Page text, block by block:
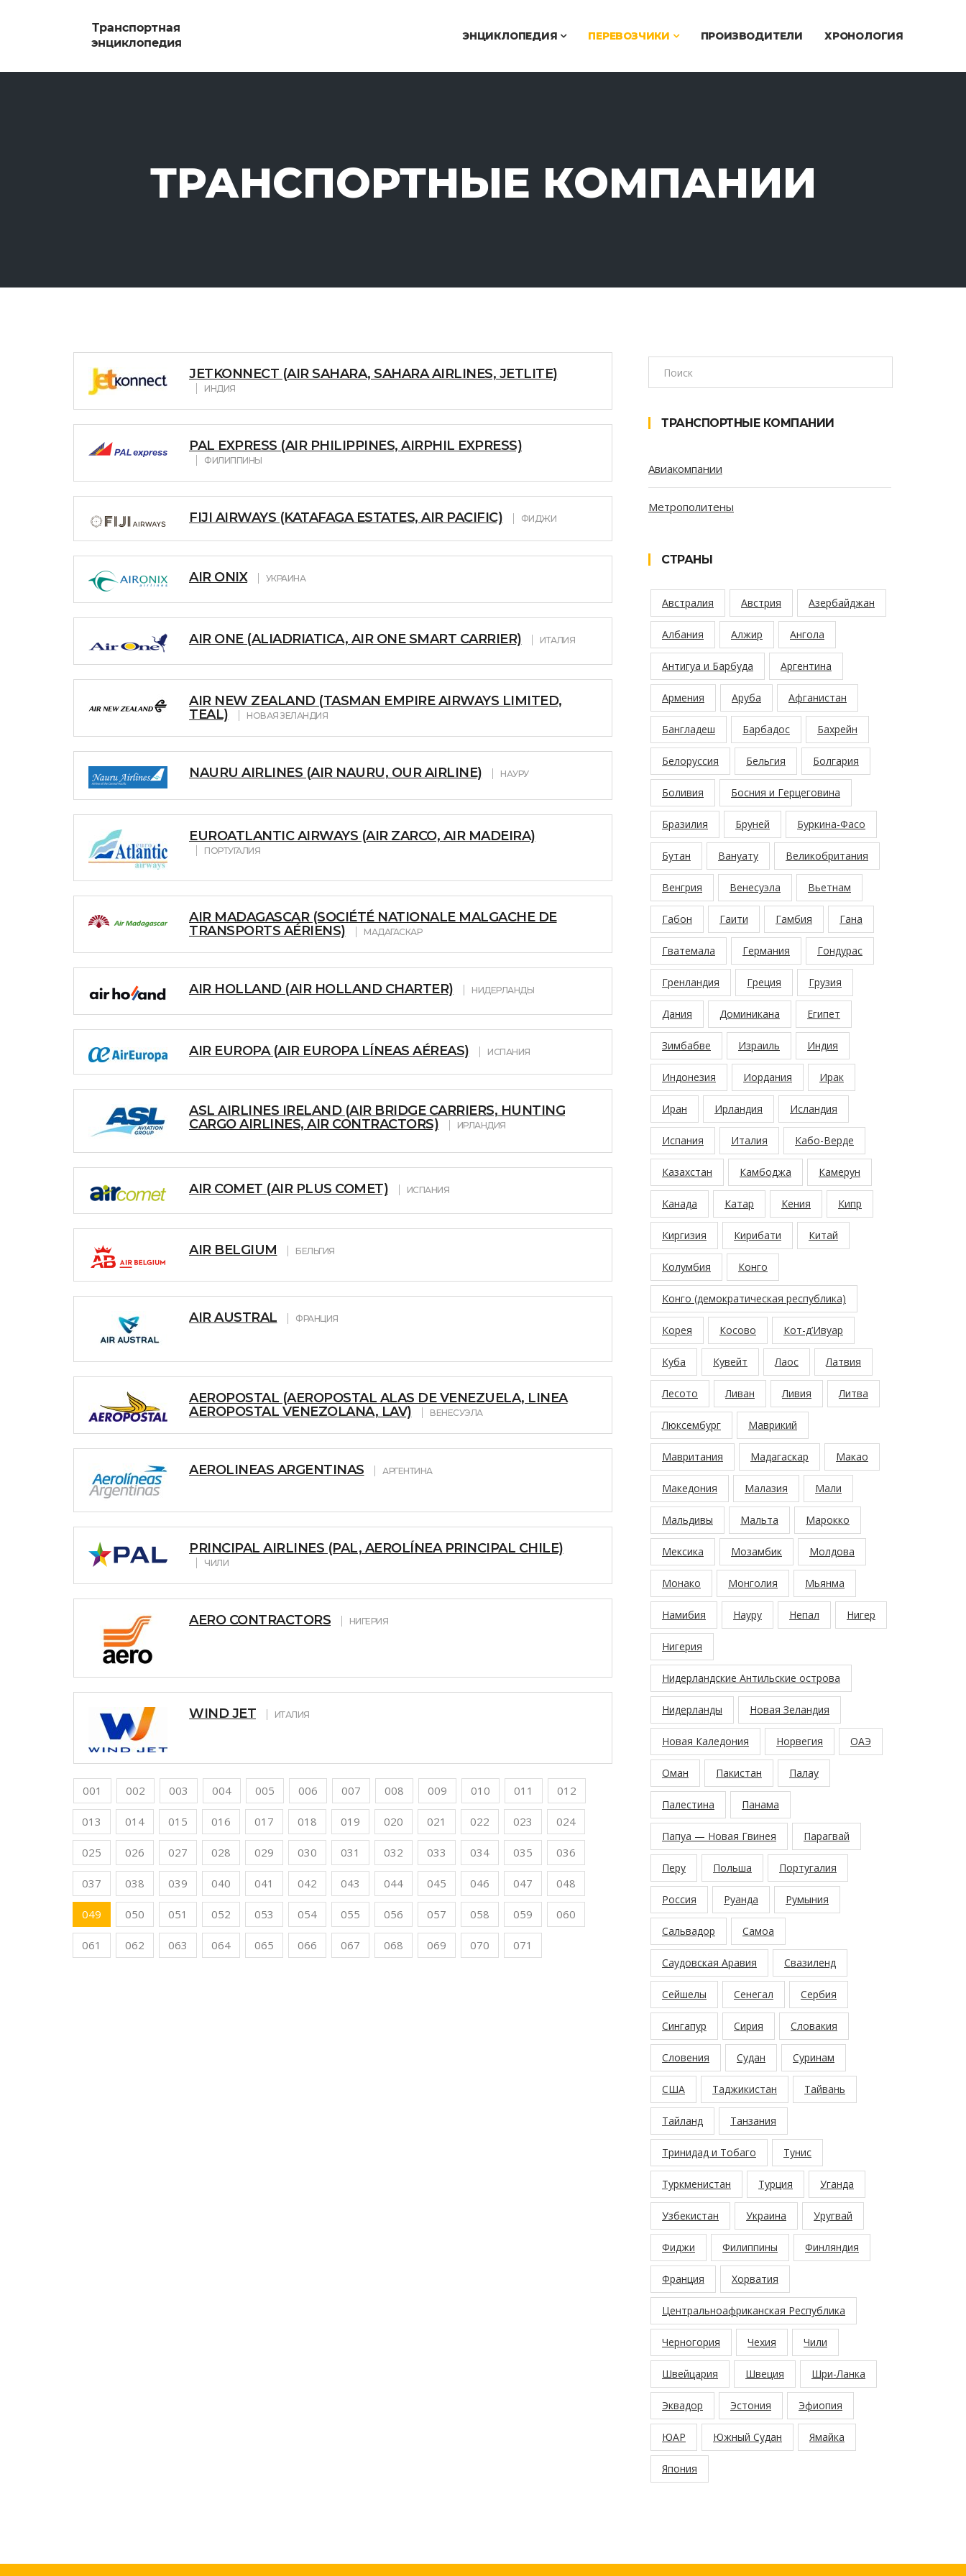
ЭНЦИКЛОПЕДИЯ ПЕРЕВОЗЧИКИ ПРОИЗВОДИТЕЛИ ХРОНОЛОГИЯ
ТРАНСПОРТНЫЕ КОМПАНИИ
JETKONNECT (AIR SAHARA, SAHARA AIRLINES, JETLITE)
ИНДИЯ
PAL EXPRESS (AIR PHILIPPINES, AIRPHIL EXPRESS)
ФИЛИППИНЫ
FIJI AIRWAYS (KATAFAGA ESTATES, AIR PACIFIC) ФИДЖИ
AIR ONIX УКРАИНА
AIR ONE (ALIADRIATICA, AIR ONE SMART CARRIER) ИТАЛИЯ
AIR NEW ZEALAND (TASMAN EMPIRE AIRWAYS LIMITED,
TEAL)
НОВАЯ ЗЕЛАНДИЯ
NAURU AIRLINES (AIR NAURU, OUR AIRLINE) НАУРУ
EUROATLANTIC AIRWAYS (AIR ZARCO, AIR MADEIRA)
ПОРТУГАЛИЯ
AIR MADAGASCAR (SOCIÉTÉ NATIONALE MALGACHE DE
TRANSPORTS AÉRIENS)
МАДАГАСКАР
AIR HOLLAND (AIR HOLLAND CHARTER) НИДЕРЛАНДЫ
AIR EUROPA (AIR EUROPA LÍNEAS AÉREAS) ИСПАНИЯ
ASL AIRLINES IRELAND (AIR BRIDGE CARRIERS, HUNTING
CARGO AIRLINES, AIR CONTRACTORS)
ИРЛАНДИЯ
AIR COMET (AIR PLUS COMET) ИСПАНИЯ
AIR BELGIUM БЕЛЬГИЯ
AIR AUSTRAL ФРАНЦИЯ
AEROPOSTAL (AEROPOSTAL ALAS DE VENEZUELA, LINEA
AEROPOSTAL VENEZOLANA, LAV)
ВЕНЕСУЭЛА
AEROLINEAS ARGENTINAS АРГЕНТИНА
PRINCIPAL AIRLINES (PAL, AEROLÍNEA PRINCIPAL CHILE)
ЧИЛИ
AERO CONTRACTORS НИГЕРИЯ
WIND JET ИТАЛИЯ
001 002 003 004 005 006 007 008 009 010 011 012
013 014 015 016 017 018 019 020 021 022 023 024
025 026 027 028 029 030 031 032 033 034 035 036
037 038 039 040 041 042 043 044 045 046 047 048
049 050 051 052 053 054 055 056 057 058 059 060
061 062 063 064 065 066 067 068 069 070 071
ТРАНСПОРТНЫЕ КОМПАНИИ
Авиакомпании
Метрополитены
СТРАНЫ
Австралия Австрия Азербайджан
Албания Алжир Ангола
Антигуа и Барбуда Аргентина
Армения Аруба Афганистан
Бангладеш Барбадос Бахрейн
Белоруссия Бельгия Болгария
Боливия Босния и Герцеговина
Бразилия Бруней Буркина-Фасо
Бутан Вануату Великобритания
Венгрия Венесуэла Вьетнам
Габон Гаити Гамбия Гана
Гватемала Германия Гондурас
Гренландия Греция Грузия
Дания Доминикана Египет
Зимбабве Израиль Индия
Индонезия Иордания Ирак
Иран Ирландия Исландия
Испания Италия Кабо-Верде
Казахстан Камбоджа Камерун
Канада Катар Кения Кипр
Киргизия Кирибати Китай
Колумбия Конго
Конго (демократическая республика)
Корея Косово Кот-д’Ивуар
Куба Кувейт Лаос Латвия
Лесото Ливан Ливия Литва
Люксембург Маврикий
Мавритания Мадагаскар Макао
Македония Малазия Мали
Мальдивы Мальта Марокко
Мексика Мозамбик Молдова
Монако Монголия Мьянма
Намибия Науру Непал Нигер
Нигерия
Нидерландские Антильские острова
Нидерланды Новая Зеландия
Новая Каледония Норвегия ОАЭ
Оман Пакистан Палау
Палестина Панама
Папуа — Новая Гвинея Парагвай
Перу Польша Португалия
Россия Руанда Румыния
Сальвадор Самоа
Саудовская Аравия Свазиленд
Сейшелы Сенегал Сербия
Сингапур Сирия Словакия
Словения Судан Суринам
США Таджикистан Тайвань
Тайланд Танзания
Тринидад и Тобаго Тунис
Туркменистан Турция Уганда
Узбекистан Украина Уругвай
Фиджи Филиппины Финляндия
Франция Хорватия
Центральноафриканская Республика
Черногория Чехия Чили
Швейцария Швеция Шри-Ланка
Эквадор Эстония Эфиопия
ЮАР Южный Судан Ямайка
Япония